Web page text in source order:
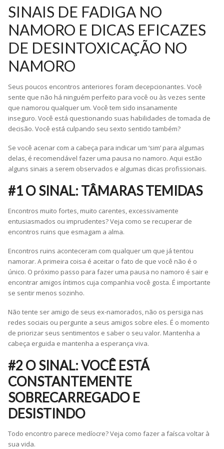
SINAIS DE FADIGA NO
NAMORO E DICAS EFICAZES
DE DESINTOXICAÇÃO NO
NAMORO
Seus poucos encontros anteriores foram decepcionantes. Você
sente que não há ninguém perfeito para você ou às vezes sente
que namorou qualquer um. Você tem sido insanamente
inseguro. Você está questionando suas habilidades de tomada de
decisão. Você está culpando seu sexto sentido também?
Se você acenar com a cabeça para indicar um ‘sim’ para algumas
delas, é recomendável fazer uma pausa no namoro. Aqui estão
alguns sinais a serem observados e algumas dicas profissionais.
#1 O SINAL: TÂMARAS TEMIDAS
Encontros muito fortes, muito carentes, excessivamente
entusiasmados ou imprudentes? Veja como se recuperar de
encontros ruins que esmagam a alma.
Encontros ruins aconteceram com qualquer um que já tentou
namorar. A primeira coisa é aceitar o fato de que você não é o
único. O próximo passo para fazer uma pausa no namoro é sair e
encontrar amigos íntimos cuja companhia você gosta. É importante
se sentir menos sozinho.
Não tente ser amigo de seus ex-namorados, não os persiga nas
redes sociais ou pergunte a seus amigos sobre eles. É o momento
de priorizar seus sentimentos e saber o seu valor. Mantenha a
cabeça erguida e mantenha a esperança viva.
#2 O SINAL: VOCÊ ESTÁ
CONSTANTEMENTE
SOBRECARREGADO E
DESISTINDO
Todo encontro parece medíocre? Veja como fazer a faísca voltar à
sua vida.